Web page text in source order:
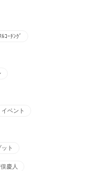
ｺｰﾁﾝｸﾞ
イベント
ト
慶人